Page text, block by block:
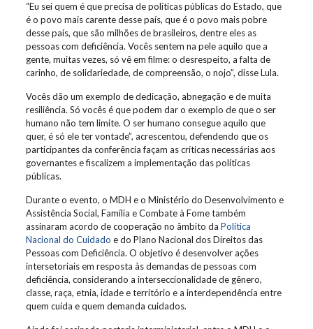
“Eu sei quem é que precisa de políticas públicas do Estado, que
é o povo mais carente desse país, que é o povo mais pobre
desse país, que são milhões de brasileiros, dentre eles as
pessoas com deficiência. Vocês sentem na pele aquilo que a
gente, muitas vezes, só vê em filme: o desrespeito, a falta de
carinho, de solidariedade, de compreensão, o nojo”, disse Lula.
Vocês dão um exemplo de dedicação, abnegação e de muita
resiliência. Só vocês é que podem dar o exemplo de que o ser
humano não tem limite. O ser humano consegue aquilo que
quer, é só ele ter vontade”, acrescentou, defendendo que os
participantes da conferência façam as críticas necessárias aos
governantes e fiscalizem a implementação das políticas
públicas.
Durante o evento, o MDH e o Ministério do Desenvolvimento e
Assistência Social, Família e Combate à Fome também
assinaram acordo de cooperação no âmbito da Política
Nacional do Cuidado e do Plano Nacional dos Direitos das
Pessoas com Deficiência. O objetivo é desenvolver ações
intersetoriais em resposta às demandas de pessoas com
deficiência, considerando a interseccionalidade de gênero,
classe, raça, etnia, idade e território e a interdependência entre
quem cuida e quem demanda cuidados.